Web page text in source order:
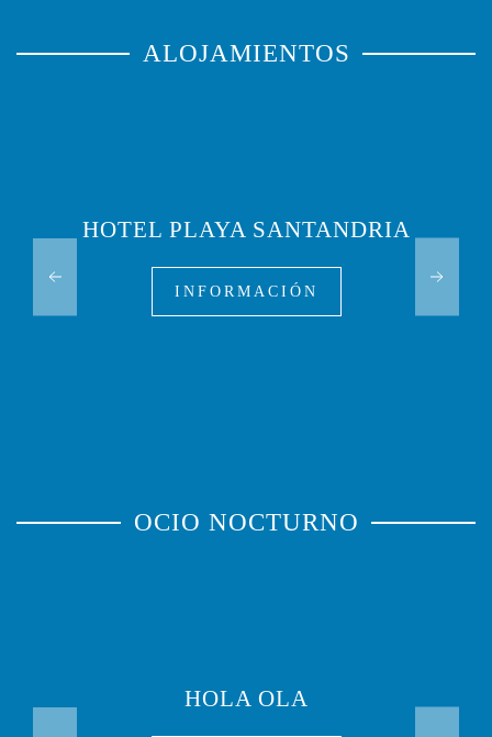
ALOJAMIENTOS
HOTEL PLAYA SANTANDRIA
INFORMACIÓN
OCIO NOCTURNO
HOLA OLA